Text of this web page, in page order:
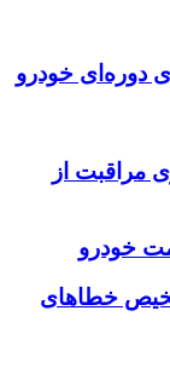
دوره‌ای خودرو
مراقبت از
خودرو
خطاهای